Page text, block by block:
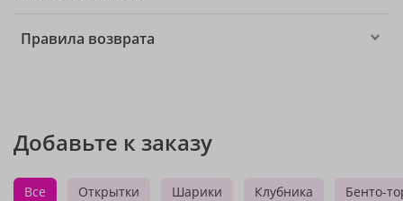
Правила возврата
Добавьте к заказу
Все Открытки Шарики Клубника Бенто-